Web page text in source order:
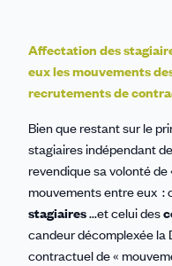
Affectation des
eux les mouvements
recrutements de
Bien que restant sur le
stagiaires indépendant
revendique sa volonté
mouvements entre eux :
stagiaires...et celui des
candeur décomplexée la
contractuel de «